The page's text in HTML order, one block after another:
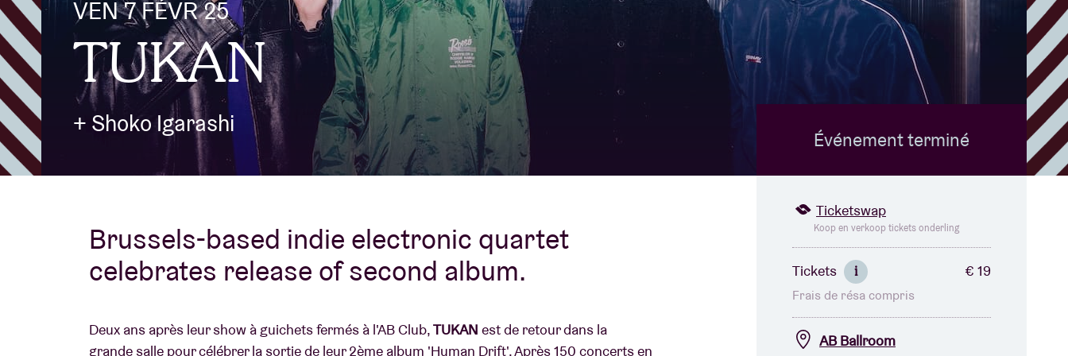
Infos visiteurs
AB ❤ you
À propos de l'AB
Contact
VEN 7 FÉVR 25
TUKAN
+ Shoko Igarashi
Brussels-based indie electronic quartet
celebrates release of second album.
Deux ans après leur show à guichets fermés à l'AB Club,TUKAN est de retour dans la
grande salle pour célébrer la sortie de leur 2ème album 'Human Drift'. Après 150 concerts en
Événement terminé
Ticketswap
Koop en verkoop tickets onderling
Tickets i € 19
Frais de résa compris
AB Ballroom